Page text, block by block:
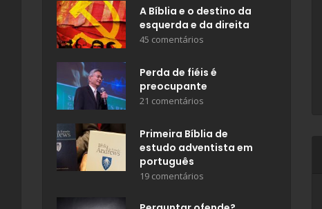
A Bíblia e o destino da
esquerda e da direita
45 comentários
Perda de fiéis é
preocupante
21 comentários
Primeira Bíblia de
estudo adventista em
português
19 comentários